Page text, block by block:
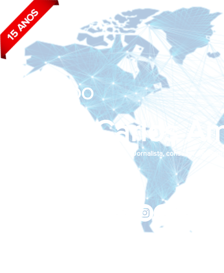
João Carlos
BLOG DO
Jornalista, consultor de